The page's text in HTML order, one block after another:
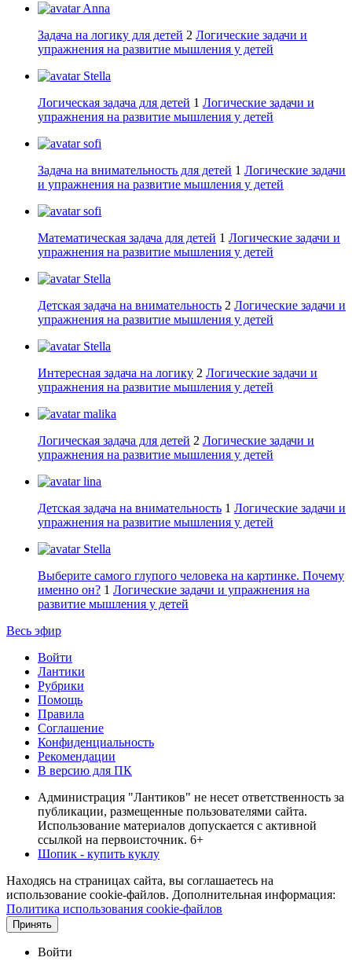
Anna
Задача на логику для детей 2 Логические задачи и
упражнения на развитие мышления у детей
Stella
Логическая задача для детей 1 Логические задачи и
упражнения на развитие мышления у детей
sofi
Задача на внимательность для детей 1 Логические задачи
и упражнения на развитие мышления у детей
sofi
Математическая задача для детей 1 Логические задачи и
упражнения на развитие мышления у детей
Stella
Детская задача на внимательность 2 Логические задачи и
упражнения на развитие мышления у детей
Stella
Интересная задача на логику 2 Логические задачи и
упражнения на развитие мышления у детей
malika
Логическая задача для детей 2 Логические задачи и
упражнения на развитие мышления у детей
lina
Детская задача на внимательность 1 Логические задачи и
упражнения на развитие мышления у детей
Stella
Выберите самого глупого человека на картинке. Почему
именно он? 1 Логические задачи и упражнения на
развитие мышления у детей
Весь эфир
Войти
Лантики
Рубрики
Помощь
Правила
Соглашение
Конфиденциальность
Рекомендации
В версию для ПК
Администрация "Лантиков" не несет ответственность за
публикации, размещенные пользователями сайта.
Использование материалов допускается с активной
ссылкой на первоисточник. 6+
Шопик - купить куклу
Находясь на страницах сайта, вы соглашаетесь на
использование cookie-файлов. Дополнительная информация:
Политика использования cookie-файлов
Принять
Войти